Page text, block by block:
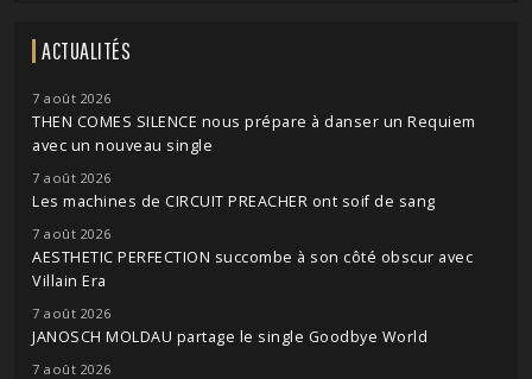
ACTUALITÉS
7 août 2026
THEN COMES SILENCE nous prépare à danser un Requiem
avec un nouveau single
7 août 2026
Les machines de CIRCUIT PREACHER ont soif de sang
7 août 2026
AESTHETIC PERFECTION succombe à son côté obscur avec
Villain Era
7 août 2026
JANOSCH MOLDAU partage le single Goodbye World
7 août 2026